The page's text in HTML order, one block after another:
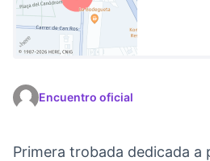
Encuentro oficial
Primera trobada dedicada a